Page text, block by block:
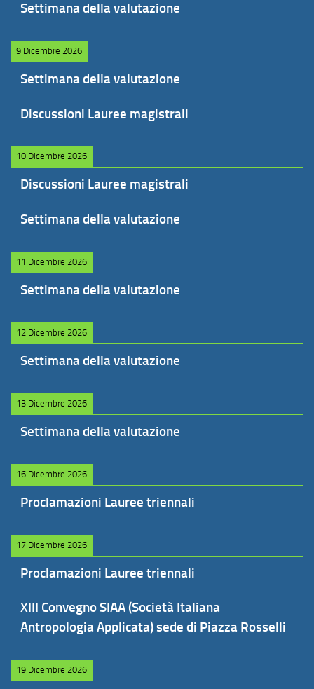
Settimana della valutazione
9 Dicembre 2026
Settimana della valutazione
Discussioni Lauree magistrali
10 Dicembre 2026
Discussioni Lauree magistrali
Settimana della valutazione
11 Dicembre 2026
Settimana della valutazione
12 Dicembre 2026
Settimana della valutazione
13 Dicembre 2026
Settimana della valutazione
16 Dicembre 2026
Proclamazioni Lauree triennali
17 Dicembre 2026
Proclamazioni Lauree triennali
XIII Convegno SIAA (Società Italiana
Antropologia Applicata) sede di Piazza Rosselli
19 Dicembre 2026